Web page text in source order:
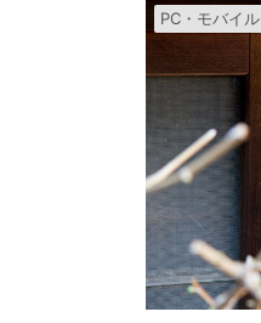
PC・モバイル